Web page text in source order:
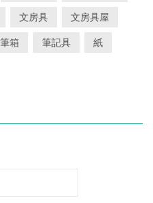
文房具 文房具屋
筆箱 筆記具 紙